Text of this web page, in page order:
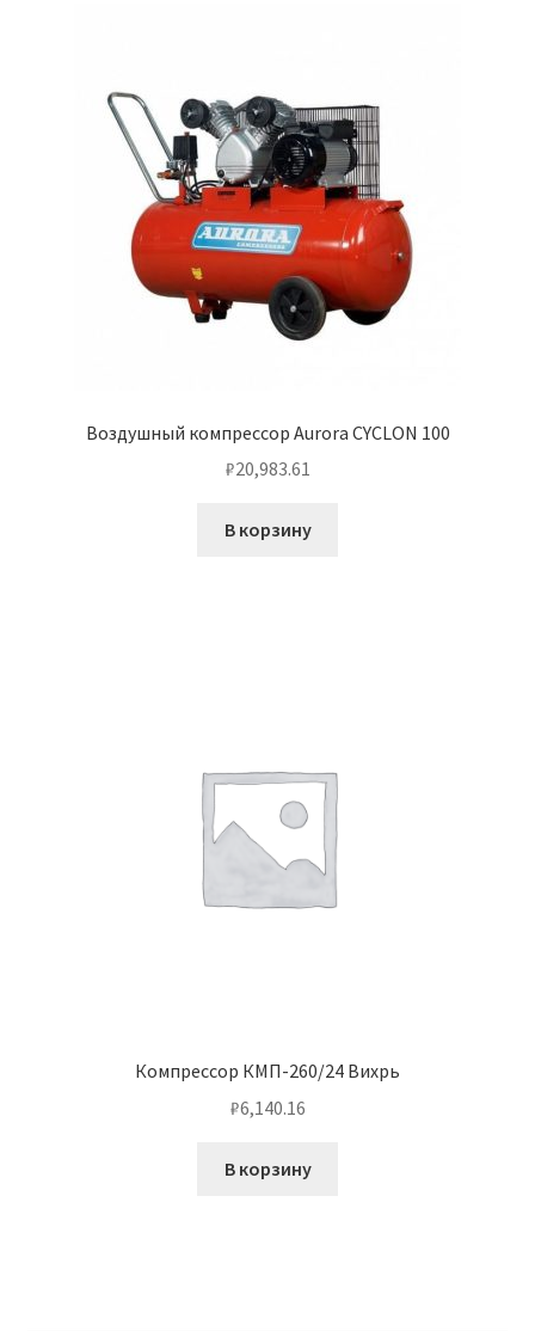
Воздушный компрессор Aurora CYCLON 100
₽20,983.61
В корзину
Компрессор КМП-260/24 Вихрь
₽6,140.16
В корзину